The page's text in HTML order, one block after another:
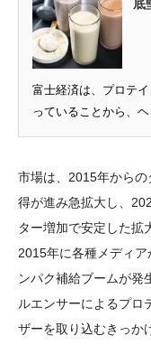
底
富士経済は、プロテ
っていることから、
市場は、2015年から
得が進み急拡大し、
ター増加で安定した拡
2015年に各種メディ
ンパク補給ブームが発
ルエンサーによるプロ
ザーを取り込むきっか